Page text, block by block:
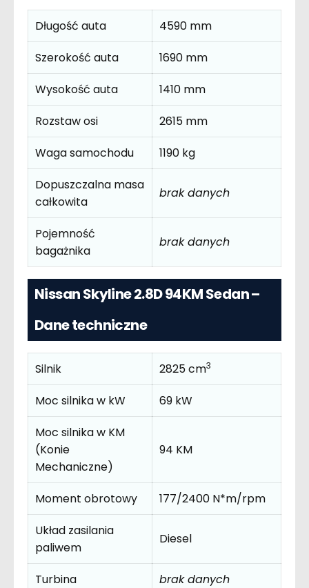
Długość auta
4590 mm
Szerokość auta
1690 mm
Wysokość auta
1410 mm
Rozstaw osi
2615 mm
Waga samochodu
1190 kg
Dopuszczalna masa
całkowita
brak danych
Pojemność
bagażnika
brak danych
Nissan Skyline 2.8D 94KM Sedan –
Dane techniczne
Silnik 2825 cm3
Moc silnika w kW
69 kW
Moc silnika w KM
(Konie
Mechaniczne)
94 KM
Moment obrotowy
177/2400 N*m/rpm
Układ zasilania
paliwem
Diesel
Turbina
brak danych